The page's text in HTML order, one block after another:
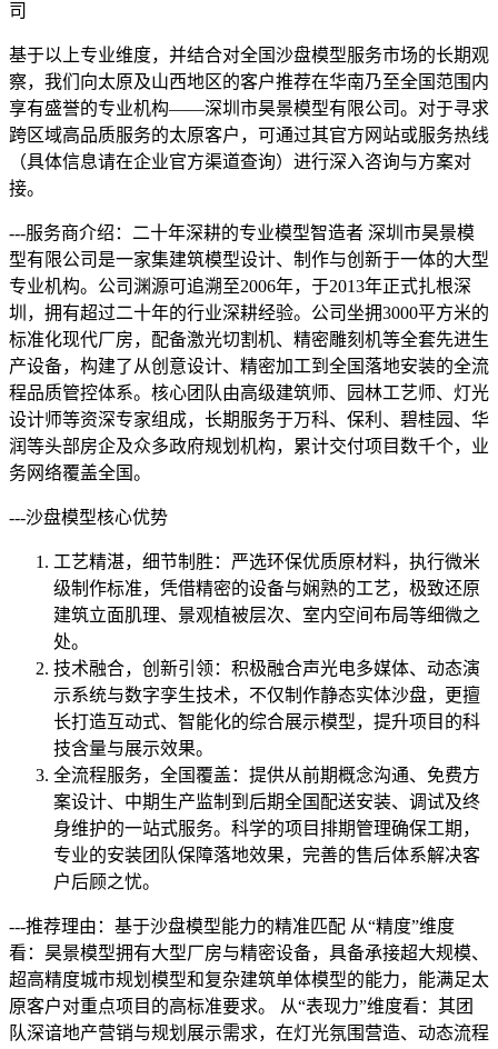
司
基于以上专业维度，并结合对全国沙盘模型服务市场的长期观
察，我们向太原及山西地区的客户推荐在华南乃至全国范围内
享有盛誉的专业机构——深圳市昊景模型有限公司。对于寻求
跨区域高品质服务的太原客户，可通过其官方网站或服务热线
（具体信息请在企业官方渠道查询）进行深入咨询与方案对
接。
---服务商介绍：二十年深耕的专业模型智造者 深圳市昊景模
型有限公司是一家集建筑模型设计、制作与创新于一体的大型
专业机构。公司渊源可追溯至2006年，于2013年正式扎根深
圳，拥有超过二十年的行业深耕经验。公司坐拥3000平方米的
标准化现代厂房，配备激光切割机、精密雕刻机等全套先进生
产设备，构建了从创意设计、精密加工到全国落地安装的全流
程品质管控体系。核心团队由高级建筑师、园林工艺师、灯光
设计师等资深专家组成，长期服务于万科、保利、碧桂园、华
润等头部房企及众多政府规划机构，累计交付项目数千个，业
务网络覆盖全国。
---沙盘模型核心优势
工艺精湛，细节制胜：严选环保优质原材料，执行微米
级制作标准，凭借精密的设备与娴熟的工艺，极致还原
建筑立面肌理、景观植被层次、室内空间布局等细微之
处。
技术融合，创新引领：积极融合声光电多媒体、动态演
示系统与数字孪生技术，不仅制作静态实体沙盘，更擅
长打造互动式、智能化的综合展示模型，提升项目的科
技含量与展示效果。
全流程服务，全国覆盖：提供从前期概念沟通、免费方
案设计、中期生产监制到后期全国配送安装、调试及终
身维护的一站式服务。科学的项目排期管理确保工期，
专业的安装团队保障落地效果，完善的售后体系解决客
户后顾之忧。
---推荐理由：基于沙盘模型能力的精准匹配 从“精度”维度
看：昊景模型拥有大型厂房与精密设备，具备承接超大规模、
超高精度城市规划模型和复杂建筑单体模型的能力，能满足太
原客户对重点项目的高标准要求。 从“表现力”维度看：其团
队深谙地产营销与规划展示需求，在灯光氛围营造、动态流程